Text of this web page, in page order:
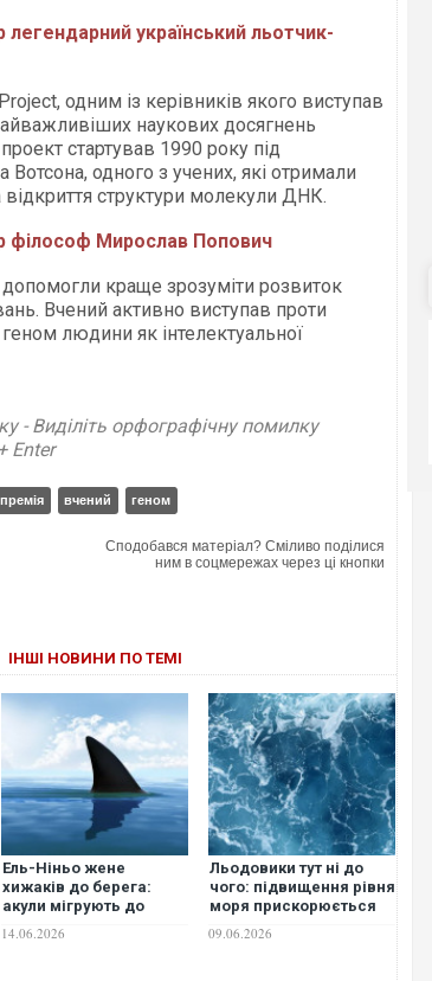
український льотчик-
одним із керівників якого виступав
наукових досягнень
стартував 1990 року під
одного з учених, які отримали
структури молекули ДНК.
філософ Мирослав Попович
краще зрозуміти розвиток
Вчений активно виступав проти
людини як інтелектуальної
- Виділіть орфографічну помилку
Enter
вчений геном
Сподобався матеріал? Сміливо поділися
ним в соцмережах через ці кнопки
ІНШІ НОВИНИ ПО ТЕМІ
Ель-Ніньо жене
хижаків до берега:
акули мігрують до
14.06.2026
Льодовики тут ні до
чого: підвищення рівня
моря прискорюється
океанів — дослідження
09.06.2026